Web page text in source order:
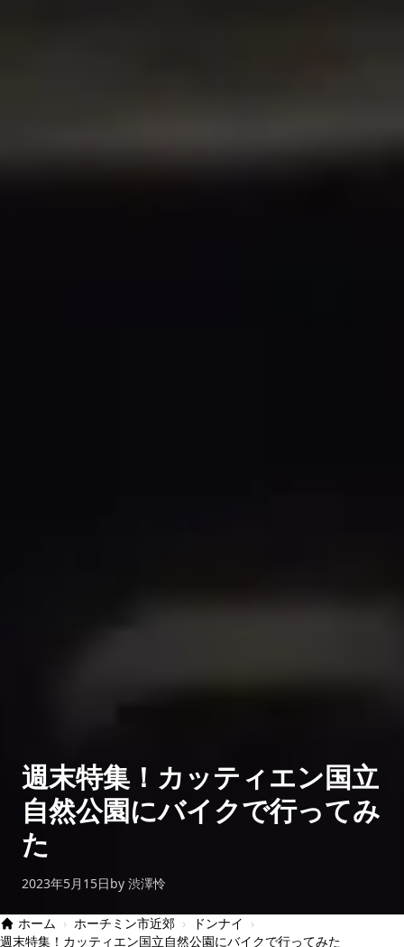
週末特集！カッティエン国立
自然公園にバイクで行ってみ
た
2023年5月15日by 渋澤怜
ホーム › ホーチミン市近郊 › ドンナイ ›
週末特集！カッティエン国立自然公園にバイクで行ってみた